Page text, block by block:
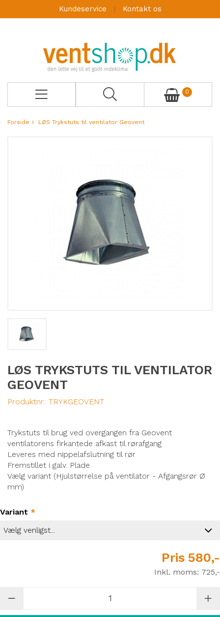
Kundeservice Kontakt os
0
Forside LØS Trykstuts til ventilator Geovent
LØS TRYKSTUTS TIL VENTILATOR
GEOVENT
Produktnr.: TRYKGEOVENT
Trykstuts til brug ved overgangen fra Geovent
ventilatorens firkantede afkast til rørafgang
Leveres med nippelafslutning til rør
Fremstillet i galv. Plade
Vælg variant (Hjulstørrelse på ventilator - Afgangsrør Ø
mm)
Variant *
Pris 580,-
Inkl. moms: 725,-